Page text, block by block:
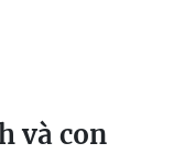
và con